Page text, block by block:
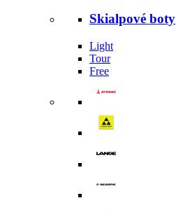
Skialpové boty
Light
Tour
Free